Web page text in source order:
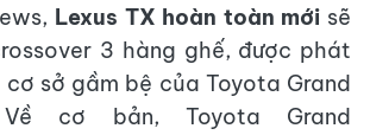
Lexus TX hoàn toàn mới sẽ
3 hàng ghế, được phát
sở gầm bệ của Toyota Grand
Về cơ bản, Toyota Grand